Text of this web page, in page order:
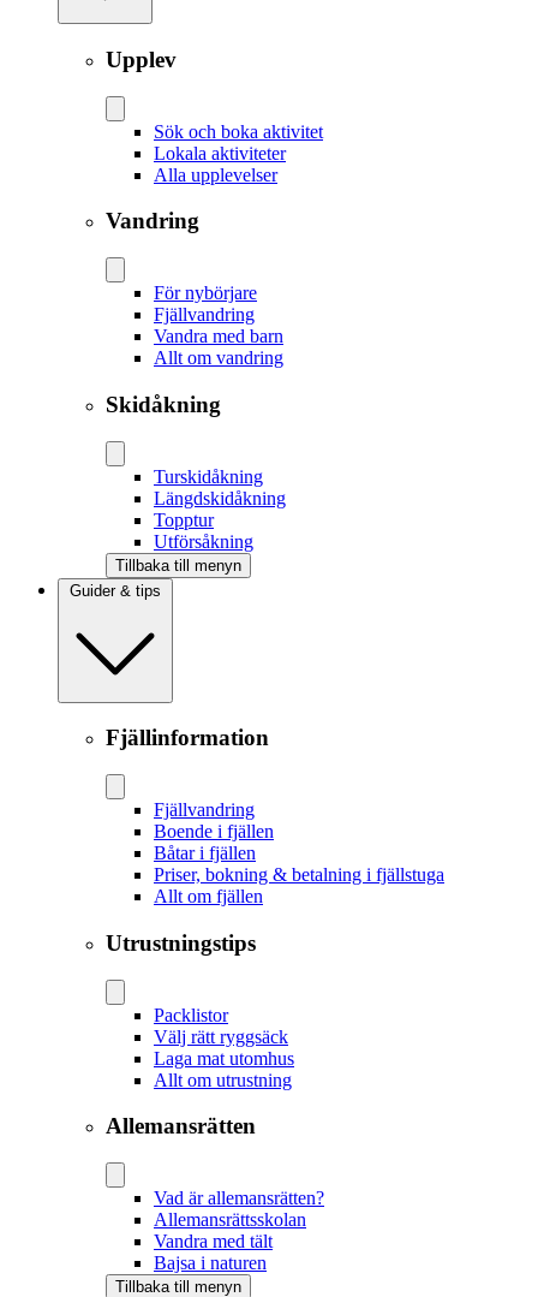
Upplev
Sök och boka aktivitet
Lokala aktiviteter
Alla upplevelser
Vandring
För nybörjare
Fjällvandring
Vandra med barn
Allt om vandring
Skidåkning
Tur­skidåkning
Längd­skidåkning
Topptur
Utförsåkning
Tillbaka till menyn
Guider & tips
Fjällinformation
Fjällvandring
Boende i fjällen
Båtar i fjällen
Priser, bokning & betalning i fjällstuga
Allt om fjällen
Utrustningstips
Packlistor
Välj rätt ryggsäck
Laga mat utomhus
Allt om utrustning
Allemansrätten
Vad är allemansrätten?
Allemansrättsskolan
Vandra med tält
Bajsa i naturen
Tillbaka till menyn